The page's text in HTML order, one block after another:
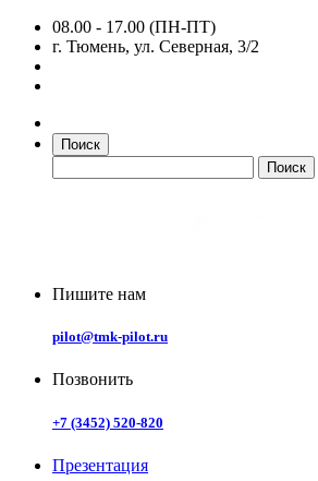
08.00 - 17.00 (ПН-ПТ)
г. Тюмень, ул. Северная, 3/2
Поиск
Пишите нам
pilot@tmk-pilot.ru
Позвонить
+7 (3452) 520-820
Презентация